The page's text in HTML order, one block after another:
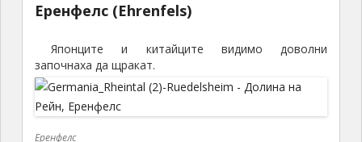
Еренфелс (Ehrenfels)
Японците и китайците видимо доволни
започнаха да щракат.
Еренфелс